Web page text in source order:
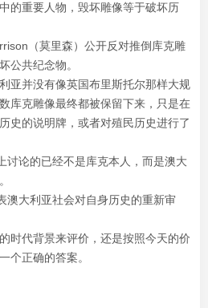
的重要人物，毁坏雕像等于破坏历
（莫里森）公开反对推倒库克雕
公共纪念物。
亚并没有像英国布里斯托尔那样大规
库克雕像最终都被保留下来，只是在
史的说明牌，或者对殖民历史进行了
讨论的已经不是库克本人，而是澳大
澳大利亚社会对自身历史的重新审
时代背景来评价，还是按照今天的价
个正确的答案。